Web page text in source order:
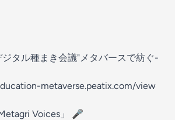
タル種まき会議"メタバースで紡ぐ-
metaverse.peatix.com/view
Voices」 🎤